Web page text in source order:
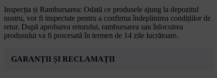
Inspecția și Rambursarea: Odată ce produsele ajung la depozitul
nostru, vor fi inspectate pentru a confirma îndeplinirea condițiilor de
retur. După aprobarea returului, rambursarea sau înlocuirea
produsului va fi procesată în termen de 14 zile lucrătoare.
GARANȚII ȘI RECLAMAȚII